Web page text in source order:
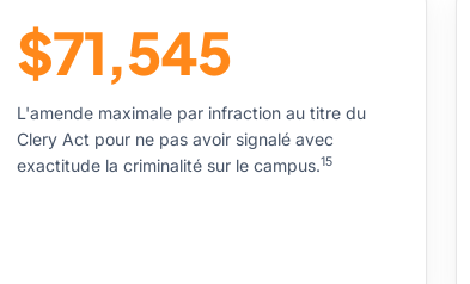
$71,545
L'amende maximale par infraction au titre du
Clery Act pour ne pas avoir signalé avec
exactitude la criminalité sur le campus.15